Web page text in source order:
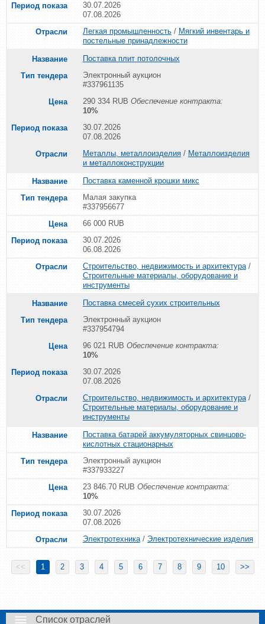
30.07.2026
07.08.2026
Легкая промышленность/ Мягкий инвентарь и
постельные принадлежности
Поставка плит потолочных
Электронный аукцион
#337961135
290 334 RUB Обеспечение контракта:
10%
30.07.2026
07.08.2026
Металлы, металлоизделия/ Металлоизделия
и металлоконструкции
Поставка каменной крошки микс
Малая закупка
#337956677
66 000 RUB
30.07.2026
06.08.2026
Строительство, недвижимость и архитектура/
Строительные материалы, оборудование и
инструменты
Поставка смесей сухих строительных
Электронный аукцион
#337954794
96 021 RUB Обеспечение контракта:
10%
30.07.2026
07.08.2026
Строительство, недвижимость и архитектура/
Строительные материалы, оборудование и
инструменты
Поставка батарей аккумуляторных свинцово-
кислотных стационарных
Электронный аукцион
#337933227
23 846.70 RUB Обеспечение контракта:
10%
30.07.2026
07.08.2026
Электротехника/ Электротехнические изделия
<< 1 2 3 4 5 6 7 8 9 10 >>
Список отраслей